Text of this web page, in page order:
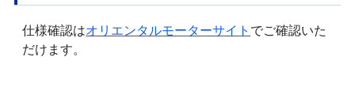
仕様確認はオリエンタルモーターサイト でご確認いた
だけます。